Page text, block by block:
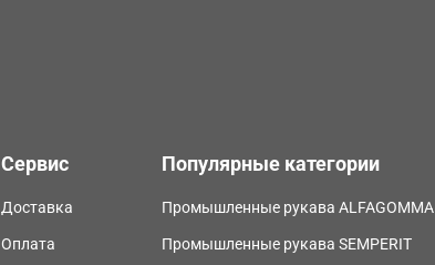
Сервис
Доставка
Оплата
Популярные категории
Промышленные рукава ALFAGOMMA
Промышленные рукава SEMPERIT